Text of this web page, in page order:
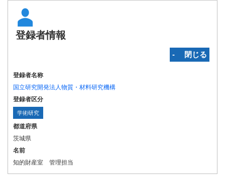
登録者情報
‐ 閉じる
登録者名称
国立研究開発法人物質・材料研究機構
登録者区分
学術研究
都道府県
茨城県
名前
知的財産室 管理担当